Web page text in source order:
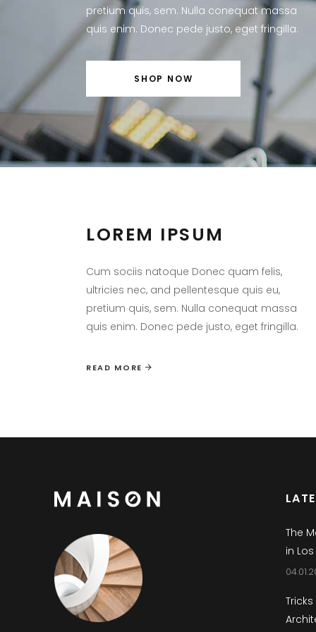
pretium quis, sem. Nulla conequat massa
quis enim. Donec pede justo, eget fringilla.
SHOP NOW
LOREM IPSUM
Cum sociis natoque Donec quam felis,
ultricies nec, and pellentesque quis eu,
pretium quis, sem. Nulla conequat massa
quis enim. Donec pede justo, eget fringilla.
READ MORE
The
in